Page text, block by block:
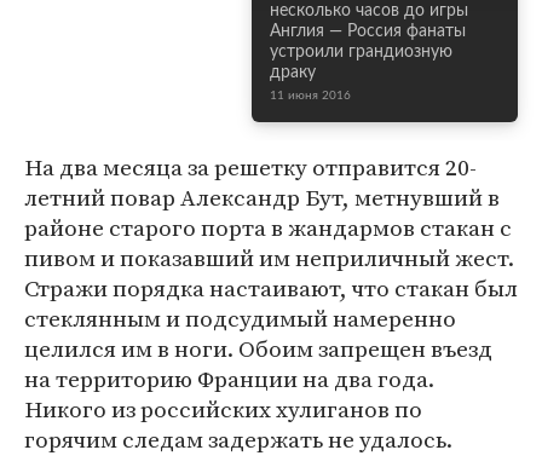
несколько часов до игры
Англия — Россия фанаты
устроили грандиозную
драку
11 июня 2016
На два месяца за решетку отправится 20-
летний повар Александр Бут, метнувший в
районе старого порта в жандармов стакан с
пивом и показавший им неприличный жест.
Стражи порядка настаивают, что стакан был
стеклянным и подсудимый намеренно
целился им в ноги. Обоим запрещен въезд
на территорию Франции на два года.
Никого из российских хулиганов по
горячим следам задержать не удалось.